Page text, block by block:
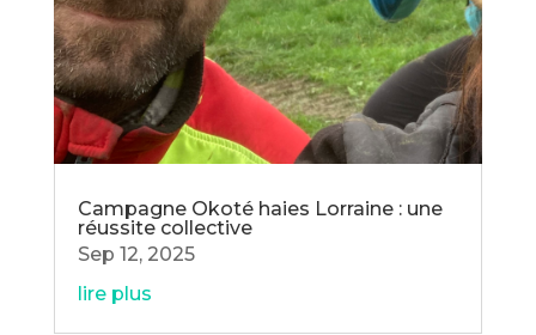
Campagne Okoté haies Lorraine : une
réussite collective
Sep 12, 2025
lire plus